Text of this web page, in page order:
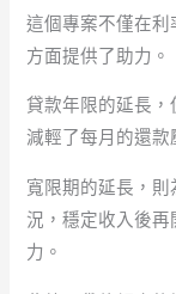
這個專案不僅在利
方面提供了助力。
貸款年限的延長，
減輕了每月的還款
寬限期的延長，
況，穩定收入後
力。